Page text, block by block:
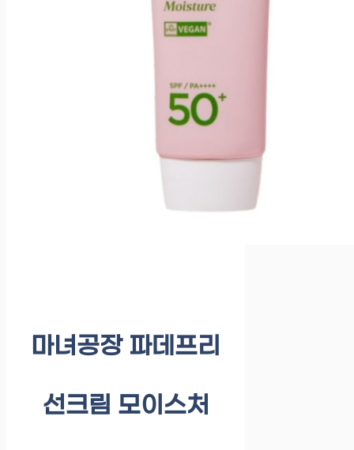
마녀공장 파데프리
선크림 모이스처